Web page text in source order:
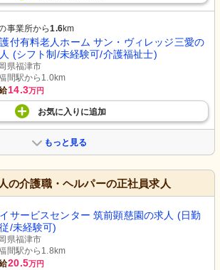
事業所から1.6km
付有料老人ホーム サン・ヴィレッジ三愛の
(シフト制/未経験可/介護福祉士)
県福津市
間駅から1.0km
14.3万円
お気に入り に追加
もっと見る
の介護職・ヘルパーの正社員求人
サービスセンター 筑前顕慈園の求人 (日勤
/未経験可)
県福津市
間駅から1.8km
20.5万円